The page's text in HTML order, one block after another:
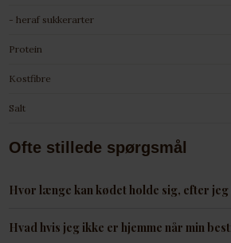
- heraf sukkerarter
Protein
Kostfibre
Salt
Ofte stillede spørgsmål
Hvor længe kan kødet holde sig, efter
Hvad hvis jeg ikke er hjemme når min